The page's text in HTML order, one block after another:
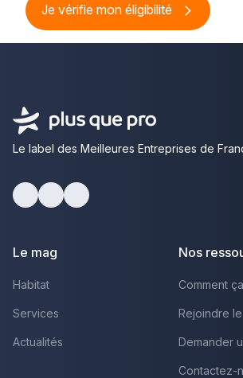
Je vérifie mon éligibilité
Le label des Meilleures Entreprises de
Le mag
Habitat
Services
Actualités
Nos
Comment
Rejoindre
Demander
Contactez-